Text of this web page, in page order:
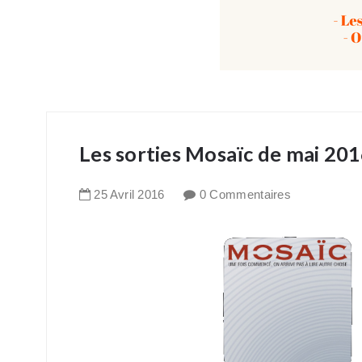
Les sorties Mosaïc de mai
25Avril 2016 0 Commentaires